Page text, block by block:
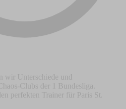
wir Unterschiede und
Clubs der 1 Bundesliga.
perfekten Trainer für Paris St.